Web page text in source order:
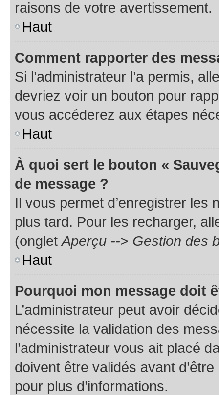
raisons de votre avertissement.
Haut
Comment rapporter des
Si l’administrateur l’a permis,
devriez voir un bouton pour
vous accéderez aux étapes
Haut
À quoi sert le bouton «
de message ?
Il vous permet d’enregistrer
plus tard. Pour les recharger,
(ongletAperçu --> Gestion des
Haut
Pourquoi mon message doit
L’administrateur peut avoir
nécessite la validation des
l’administrateur vous ait placé
doivent être validés avant
pour plus d’informations.